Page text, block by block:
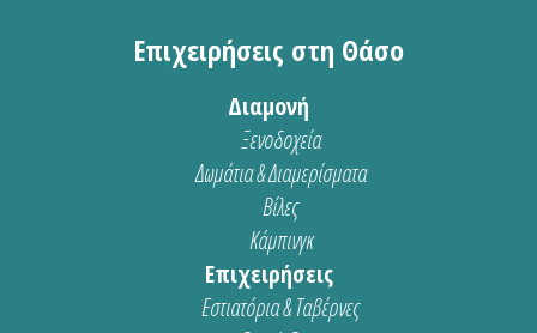
Επιχειρήσεις στη Θάσο
Διαμονή
Ξενοδοχεία
Δωμάτια & Διαμερίσματα
Βίλες
Κάμπινγκ
Επιχειρήσεις
Εστιατόρια & Ταβέρνες